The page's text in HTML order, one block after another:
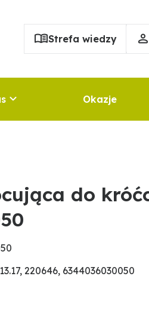
Strefa wiedzy
Okazje
do
220646, 6344036030050